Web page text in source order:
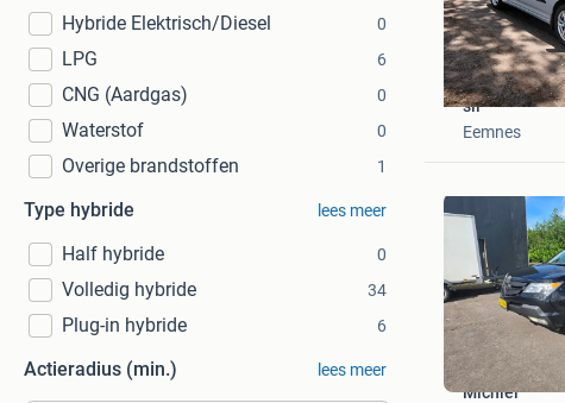
Hybride Elektrisch/Diesel 0
LPG 6
CNG (Aardgas) 0
Waterstof 0
Overige brandstoffen 1
Type hybride lees meer
Half hybride 0
Volledig hybride 34
Plug-in hybride 6
Actieradius (min.) lees meer
sil
Eemnes
Michiel